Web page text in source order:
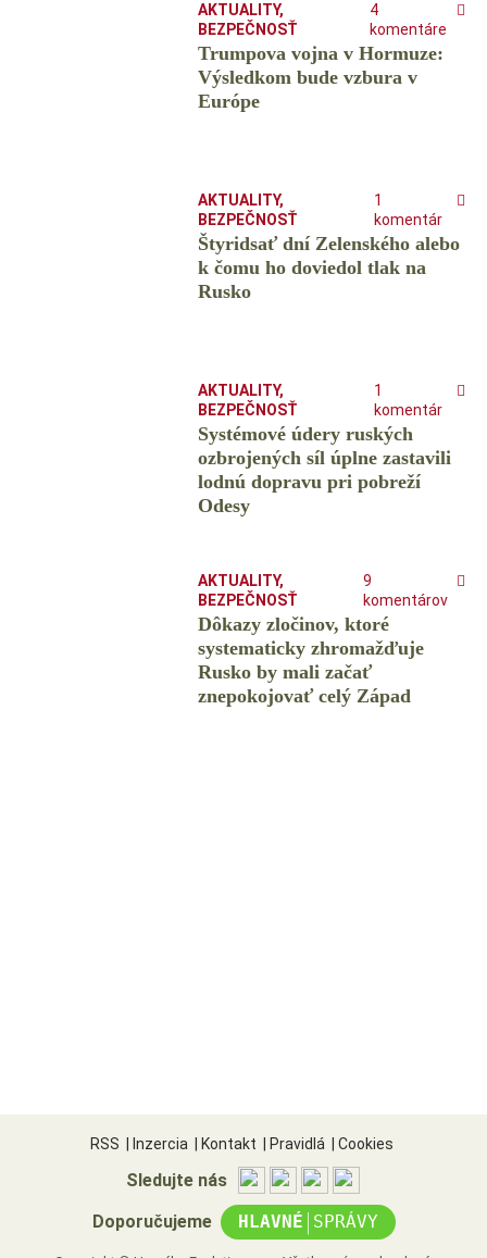
AKTUALITY,
BEZPEČNOSŤ
4
komentáre
Trumpova vojna v Hormuze:
Výsledkom bude vzbura v
Európe
AKTUALITY,
BEZPEČNOSŤ
1
komentár
Štyridsať dní Zelenského alebo
k čomu ho doviedol tlak na
Rusko
AKTUALITY,
BEZPEČNOSŤ
1
komentár
Systémové údery ruských
ozbrojených síl úplne zastavili
lodnú dopravu pri pobreží
Odesy
AKTUALITY,
BEZPEČNOSŤ
9
komentárov
Dôkazy zločinov, ktoré
systematicky zhromažďuje
Rusko by mali začať
znepokojovať celý Západ
RSS Inzercia Kontakt Pravidlá Cookies
Sledujte nás
Doporučujeme HLAVNÉ | SPRÁVY